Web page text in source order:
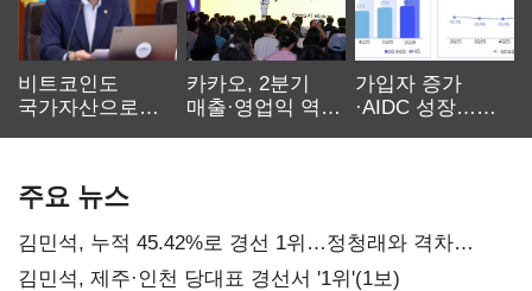
비트코인도
국가자산으로…'
카카오, 2분기
매출·영업익 역대
가입자 증가
·AIDC 성장…
주요 뉴스
김민석, 누적 45.42%로 경선 1위…정청래와 격차
0.86%p(2보)
김민석, 제주·인천 당대표 경선서 '1위'(1보)